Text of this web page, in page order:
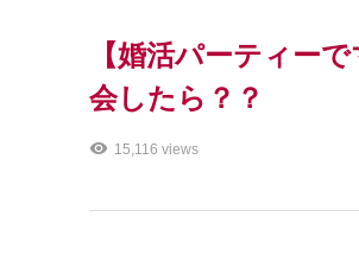
【婚活パーティー
会したら？？
15,116 views